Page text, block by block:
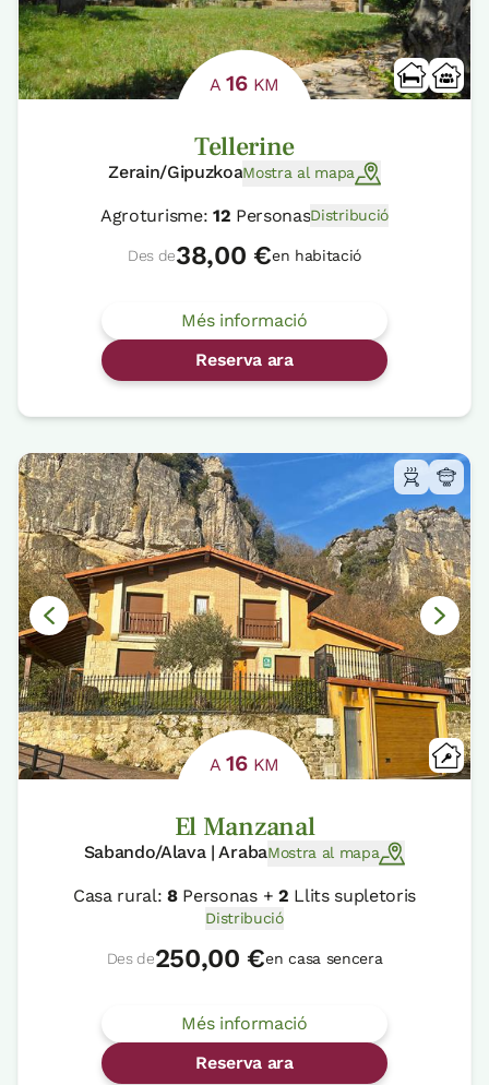
A16KM
Tellerine
Zerain/GipuzkoaMostra al mapa
Agroturisme: 12 PersonasDistribució
Des de38,00 €en habitació
Més informació
Reserva ara
A16KM
El Manzanal
Sabando/Alava | ArabaMostra al mapa
Casa rural:8Personas + 2 Llits supletoris
Distribució
Des de250,00 €en casa sencera
Més informació
Reserva ara